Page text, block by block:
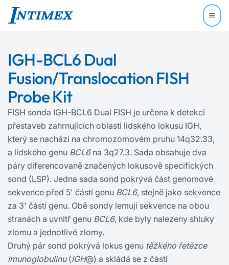
IGH-BCL6 Dual
Fusion/Translocation FISH
Probe Kit
FISH sonda IGH‍-‍BCL6 Dual FISH je určena k detekci
přestaveb zahrnujících oblasti lidského lokusu IGH,
který se nachází na chromozomovém pruhu 14q32.33,
a lidského genu BCL6na 3q27.3. Sada obsahuje dva
páry diferencovaně značených lokusově specifických
sond (LSP). Jedna sada sond pokrývá část genomové
sekvence před 5' částí genu BCL6, stejně jako sekvence
za 3' částí genu. Obě sondy lemují sekvence na obou
stranách a uvnitř genu BCL6, kde byly nalezeny shluky
zlomu a jednotlivé zlomy.
Druhý pár sond pokrývá lokus genu těžkého řetězce
imunoglobulinu(IGH@) a skládá se z části